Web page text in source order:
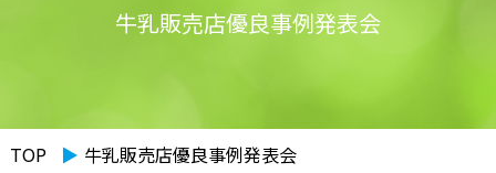
牛乳販売店優良事例発表会
TOP ▶︎ 牛乳販売店優良事例発表会